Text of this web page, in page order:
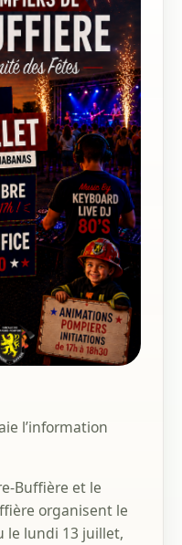
l’information
Buffière et le
organisent le
le lundi 13 juillet,